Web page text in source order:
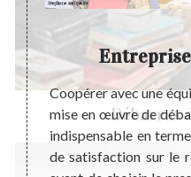
Débarras
des
nous
du
Coopérer avec une
mise en œuvre de
indispensable en
de satisfaction sur le